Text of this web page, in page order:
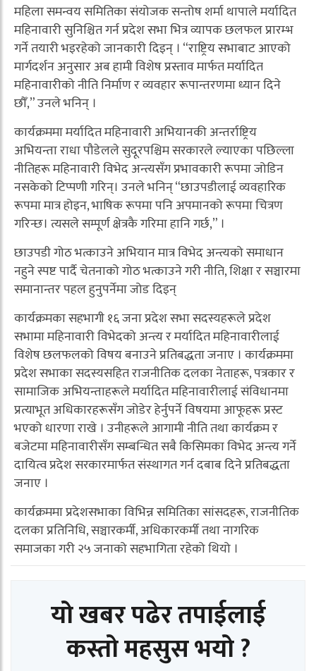
महिला समन्वय समितिका संयोजक सन्तोष शर्मा थापाले मर्यादित
महिनावारी सुनिश्चित गर्न प्रदेश सभा भित्र व्यापक छलफल प्रारम्भ
गर्ने तयारी भइरहेको जानकारी दिइन् । “राष्ट्रिय सभाबाट आएको
मार्गदर्शन अनुसार अब हामी विशेष प्रस्ताव मार्फत मर्यादित
महिनावारीको नीति निर्माण र व्यवहार रूपान्तरणमा ध्यान दिने
छौँ,” उनले भनिन् ।
कार्यक्रममा मर्यादित महिनावारी अभियानकी अन्तर्राष्ट्रिय
अभियन्ता राधा पौडेलले सुदूरपश्चिम सरकारले ल्याएका पछिल्ला
नीतिहरू महिनावारी विभेद अन्त्यसँग प्रभावकारी रूपमा जोडिन
नसकेको टिप्पणी गरिन्। उनले भनिन् “छाउपडीलाई व्यवहारिक
रूपमा मात्र होइन, भाषिक रूपमा पनि अपमानको रूपमा चित्रण
गरिन्छ। त्यसले सम्पूर्ण क्षेत्रकै गरिमा हानि गर्छ,” ।
छाउपडी गोठ भत्काउने अभियान मात्र विभेद अन्त्यको समाधान
नहुने स्पष्ट पार्दै चेतनाको गोठ भत्काउने गरी नीति, शिक्षा र सञ्चारमा
समानान्तर पहल हुनुपर्नेमा जोड दिइन्
कार्यक्रमका सहभागी १६ जना प्रदेश सभा सदस्यहरूले प्रदेश
सभामा महिनावारी विभेदको अन्त्य र मर्यादित महिनावारीलाई
विशेष छलफलको विषय बनाउने प्रतिबद्धता जनाए । कार्यक्रममा
प्रदेश सभाका सदस्यसहित राजनीतिक दलका नेताहरू, पत्रकार र
सामाजिक अभियन्ताहरूले मर्यादित महिनावारीलाई संविधानमा
प्रत्याभूत अधिकारहरूसँग जोडेर हेर्नुपर्ने विषयमा आफूहरू प्रस्ट
भएको धारणा राखे । उनीहरूले आगामी नीति तथा कार्यक्रम र
बजेटमा महिनावारीसँग सम्बन्धित सबै किसिमका विभेद अन्त्य गर्ने
दायित्व प्रदेश सरकारमार्फत संस्थागत गर्न दबाब दिने प्रतिबद्धता
जनाए ।
कार्यक्रममा प्रदेशसभाका विभिन्न समितिका सांसदहरू, राजनीतिक
दलका प्रतिनिधि, सञ्चारकर्मी, अधिकारकर्मी तथा नागरिक
समाजका गरी २५ जनाको सहभागिता रहेको थियो ।
यो खबर पढेर तपाईलाई
कस्तो महसुस भयो ?